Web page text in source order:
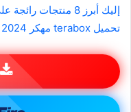
إليك أبرز 8 منتجات رائجة على Tiktok
تحميل terabox مهكر 2024 اخر اصدار مجانا